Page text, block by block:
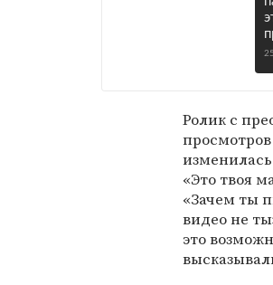
Ролик с
«Это твоя
«Зачем ты
видео не
это